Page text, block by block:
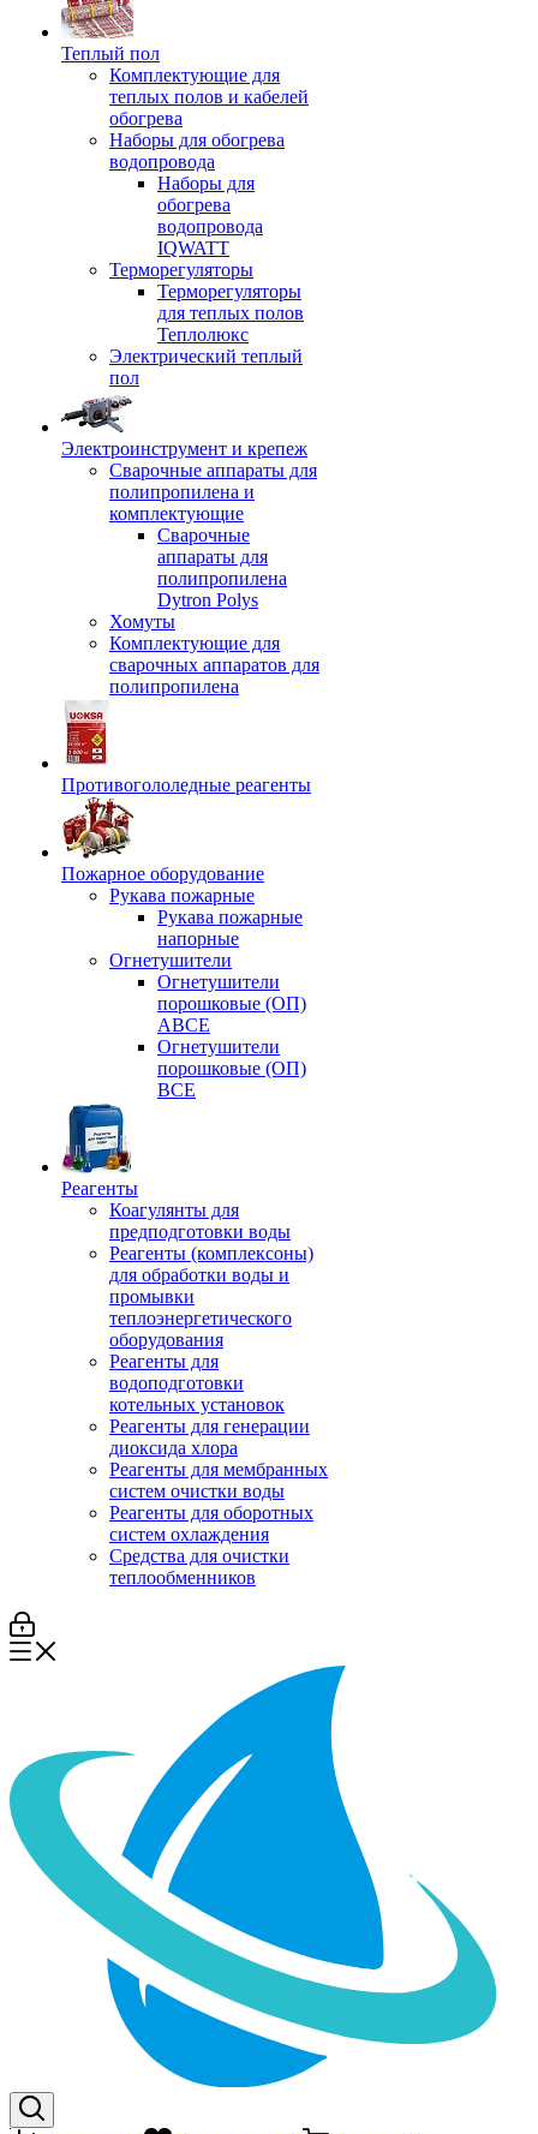
Теплый пол
Комплектующие для
теплых полов и кабелей
обогрева
Наборы для обогрева
водопровода
Наборы для
обогрева
водопровода
IQWATT
Терморегуляторы
Терморегуляторы
для теплых полов
Теплолюкс
Электрический теплый
пол
Электроинструмент и крепеж
Сварочные аппараты для
полипропилена и
комплектующие
Сварочные
аппараты для
полипропилена
Dytron Polys
Хомуты
Комплектующие для
сварочных аппаратов для
полипропилена
Противогололедные реагенты
Пожарное оборудование
Рукава пожарные
Рукава пожарные
напорные
Огнетушители
Огнетушители
порошковые (ОП)
АВСЕ
Огнетушители
порошковые (ОП)
ВСЕ
Реагенты
Коагулянты для
предподготовки воды
Реагенты (комплексоны)
для обработки воды и
промывки
теплоэнергетического
оборудования
Реагенты для
водоподготовки
котельных установок
Реагенты для генерации
диоксида хлора
Реагенты для мембранных
систем очистки воды
Реагенты для оборотных
систем охлаждения
Средства для очистки
теплообменников